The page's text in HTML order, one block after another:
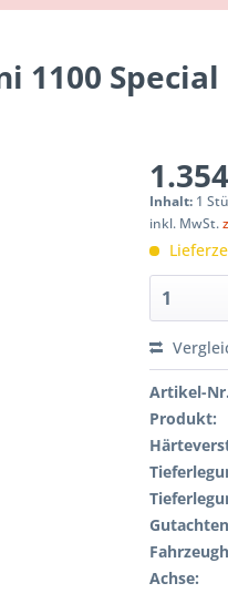
1100 Special
Inhalt: 1
inkl. MwSt.
Artikel-
Produkt:
Achse: